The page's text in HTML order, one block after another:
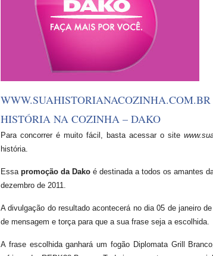
HISTÓRIA NA COZINHA – DAKO
Para concorrer é muito fácil, basta acessar o site
história.
Essapromoção da Dako é destinada a todos os amantes
dezembro de 2011.
A divulgação do resultado acontecerá no dia 05 de janeiro
de mensagem e torça para que a sua frase seja a escolhida.
A frase escolhida ganhará um fogão Diplomata Grill